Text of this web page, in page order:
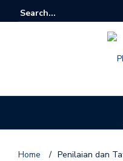
Home / Penilaian dan